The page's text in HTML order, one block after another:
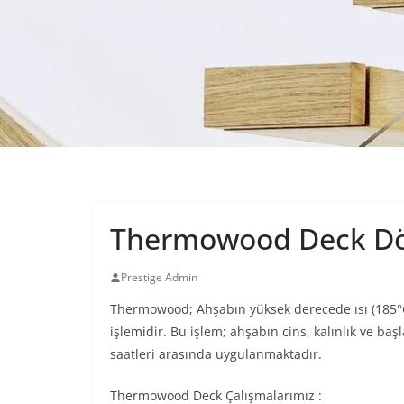
Thermowood Deck
Prestige Admin
Thermowood; Ahşabın yüksek derecede ısı
işlemidir. Bu işlem; ahşabın cins, kalınlık ve
saatleri arasında uygulanmaktadır.
Thermowood Deck Çalışmalarımız :